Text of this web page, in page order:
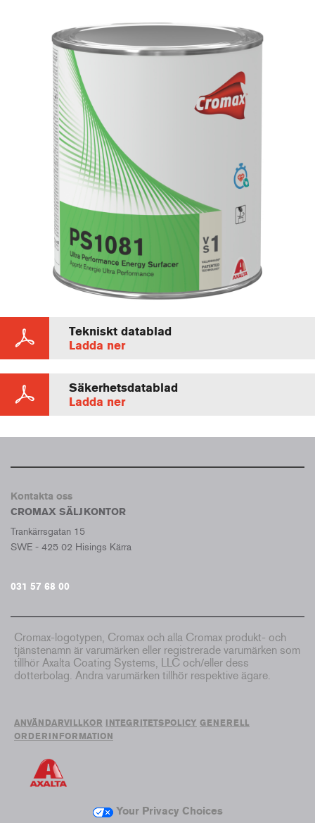
Tekniskt datablad
Ladda ner
Säkerhetsdatablad
Ladda ner
Kontakta oss
CROMAX SÄLJKONTOR
Trankärrsgatan 15
SWE - 425 02 Hisings Kärra
031 57 68 00
Cromax-logotypen, Cromax och alla Cromax produkt- och
tjänstenamn är varumärken eller registrerade varumärken som
tillhör Axalta Coating Systems, LLC och/eller dess
dotterbolag. Andra varumärken tillhör respektive ägare.
ANVÄNDARVILLKOR INTEGRITETSPOLICY GENERELL
ORDERINFORMATION
Your Privacy Choices